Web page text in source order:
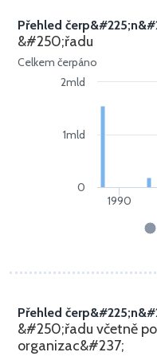
Celkem čerpáno
Přehled
&#250;řadu
1990
0
1mld
2mld
Přehled
&#250;řadu včetně
organizac&#237;